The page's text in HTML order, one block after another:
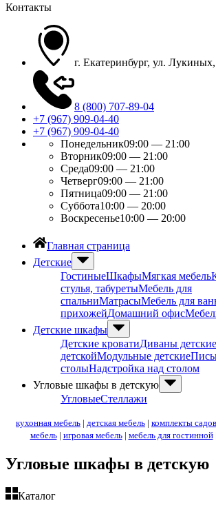
Контакты
г. Екатеринбург, ул.
8 (800) 707-89-04
+7 (967) 909-04-40
+7 (967) 909-04-40
Понедельник09:00 — 21:00
Вторник09:00 — 21:00
Среда09:00 — 21:00
Четверг09:00 — 21:00
Пятница09:00 — 21:00
Суббота10:00 — 20:00
Воскресенье10:00 — 20:00
Главная страница
Детские
ГостиныеШкафыМягкая мебель
стулья, табуретыМебель для
спальниМатрасыМебель для
прихожейДомашний офис
Детские шкафы
Детские кроватиДиваны детские
детскойМодульные детские
столыНадстройка над столом
Угловые шкафы в детскую
УгловыеСтеллажи
кухонная мебель | детская мебель | комплекты
мебель| игровая мебель| мебель для гостинной|
Угловые шкафы в детскую
Каталог